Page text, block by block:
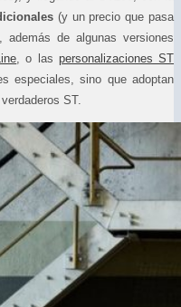
(y un precio que pasa
además de algunas versiones
, o las personalizaciones ST
especiales, sino que adoptan
ST.